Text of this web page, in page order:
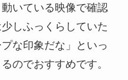
いている映像で確認
しふっくらしていた
な印象だな」といっ
のでおすすめです。